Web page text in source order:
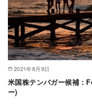
2021年8月9日
米国株テンバガー候補
ー)